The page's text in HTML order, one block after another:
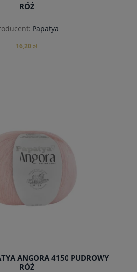
RÓŻ
Papatya
16,20 zł
ANGORA 4150 PUDROWY
RÓŻ